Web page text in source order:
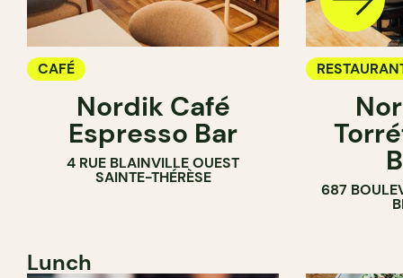
CAFÉ
Nordik Café
Espresso Bar
4 RUE BLAINVILLE OUEST
SAINTE-THÉRÈSE
687
Lunch